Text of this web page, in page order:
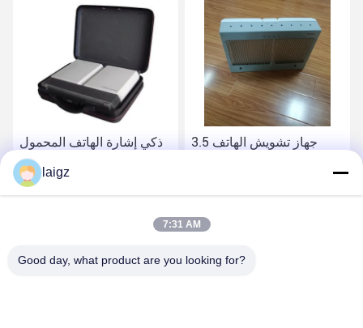
ذكي إشارة الهاتف المحمول
إشارة جهاز تشويش خفيفة
الوزن 4G واي فاي إشارة
التشويش
3.5 جهاز تشويش الهاتف
التيار الكهربائي 220VAC
laigz
7:31 AM
Good day, what product are you looking for?